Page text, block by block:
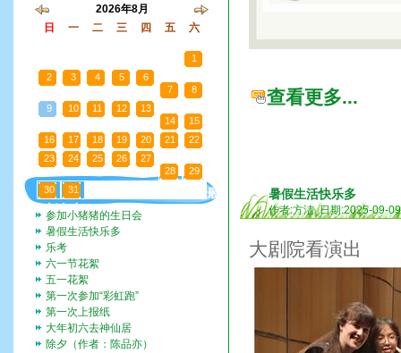
查看更多...
暑假生活快乐多
作者:方洁 日期:2025-09-09
大剧院看演出
2026年8月
日
一 二 三 四 五 六
1
2
3 4 5
6
7
8
9
10 11 12
13
14
15
16
17 18 19 20 21
22
23
24 25 26
27
28
29
30
31
最
新文章
参加小猪猪的生日会
暑假生活快乐多
乐考
六一节花絮
五一花絮
第一次参加“彩虹跑”
第一次上报纸
大年初六去神仙居
除夕（作者：陈品亦）